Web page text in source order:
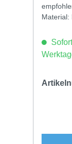
Material: